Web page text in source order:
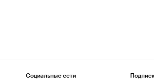
Социальные сети